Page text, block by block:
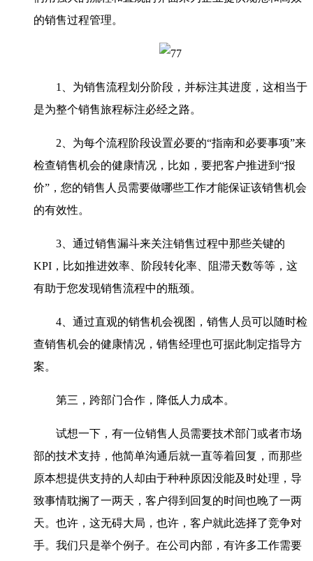
的销售过程管理。
1、为销售流程划分阶段，并标注其进度，这相当于
是为整个销售旅程标注必经之路。
2、为每个流程阶段设置必要的“指南和必要事项”来
检查销售机会的健康情况，比如，要把客户推进到“报
价”，您的销售人员需要做哪些工作才能保证该销售机会
的有效性。
3、通过销售漏斗来关注销售过程中那些关键的
KPI，比如推进效率、阶段转化率、阻滞天数等等，这
有助于您发现销售流程中的瓶颈。
4、通过直观的销售机会视图，销售人员可以随时检
查销售机会的健康情况，销售经理也可据此制定指导方
案。
第三，跨部门合作，降低人力成本。
试想一下，有一位销售人员需要技术部门或者市场
部的技术支持，他简单沟通后就一直等着回复，而那些
原本想提供支持的人却由于种种原因没能及时处理，导
致事情耽搁了一两天，客户得到回复的时间也晚了一两
天。也许，这无碍大局，也许，客户就此选择了竞争对
手。我们只是举个例子。在公司内部，有许多工作需要